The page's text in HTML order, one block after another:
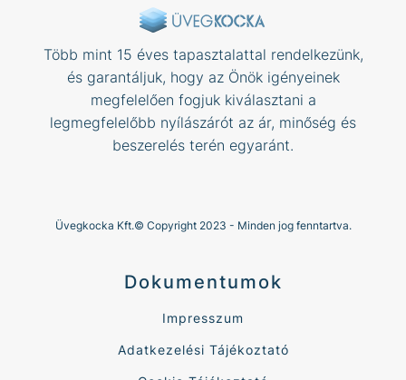
Több mint 15 éves tapasztalattal rendelkezünk,
és garantáljuk, hogy az Önök igényeinek
megfelelően fogjuk kiválasztani a
legmegfelelőbb nyílászárót az ár, minőség és
beszerelés terén egyaránt.
Üvegkocka Kft.© Copyright 2023 - Minden jog fenntartva.
Dokumentumok
Impresszum
Adatkezelési Tájékoztató